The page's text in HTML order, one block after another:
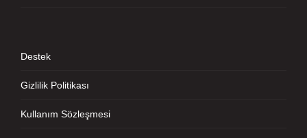
Destek
Gizlilik Politikası
Kullanım Sözleşmesi